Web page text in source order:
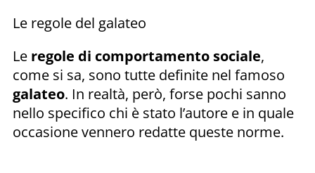
Le regole del galateo
Le regole di comportamento sociale,
come si sa, sono tutte definite nel famoso
galateo. In realtà, però, forse pochi sanno
nello specifico chi è stato l’autore e in quale
occasione vennero redatte queste norme.